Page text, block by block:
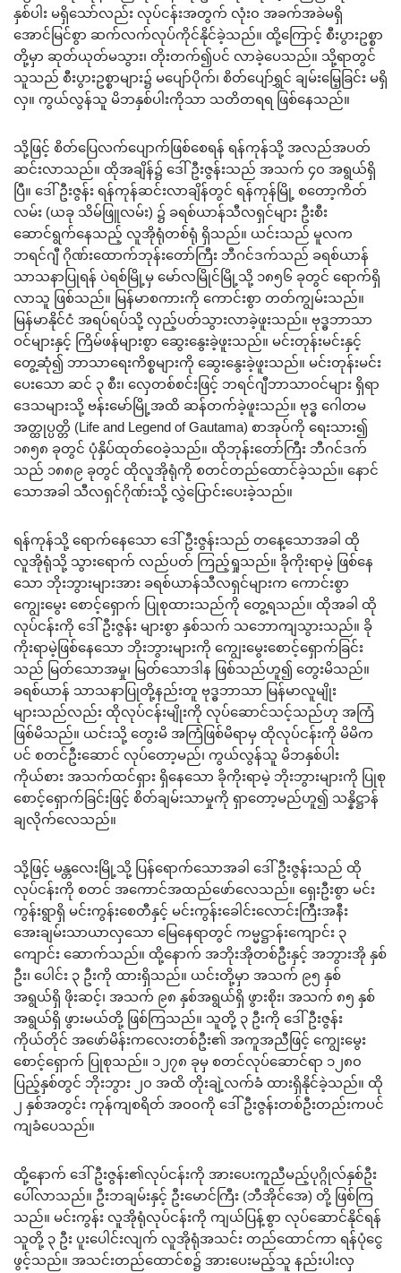
နှစ်ပါး မရှိသော်လည်း လုပ်ငန်းအတွက် လုံး၀ အခက်အခဲမရှိ
အောင်မြင်စွာ ဆက်လက်လုပ်ကိုင်နိုင်ခဲ့သည်။ ထို့ကြောင့် စီးပွားဥစ္စာ
တို့မှာ ဆုတ်ယုတ်မသွား၊ တိုးတက်၍ပင် လာခဲ့ပေသည်။ သို့ရာတွင်
သူသည် စီးပွားဥစ္စာများ၌ မပျော်ပိုက်၊ စိတ်ပျော်ရွှင် ချမ်းမြေ့ခြင်း မရှိ
လှ။ ကွယ်လွန်သူ မိဘနှစ်ပါးကိုသာ သတိတရရ ဖြစ်နေသည်။
သို့ဖြင့် စိတ်ပြေလက်ပျောက်ဖြစ်စေရန် ရန်ကုန်သို့ အလည်အပတ်
ဆင်းလာသည်။ ထိုအချိန်၌ ဒေါ်ဦးဇွန်းသည် အသက် ၄၀ အရွယ်ရှိ
ပြီ။ ဒေါ်ဦးဇွန်း ရန်ကုန်ဆင်းလာချိန်တွင် ရန်ကုန်မြို့ စတော့ကိတ်
လမ်း (ယခု သိမ်ဖြူလမ်း) ၌ ခရစ်ယာန်သီလရှင်များ ဦးစီး
ဆောင်ရွက်နေသည့် လူအိုရုံတစ်ရုံ ရှိသည်။ ယင်းသည် မူလက
ဘရင်ဂျီ ဂိုဏ်းထောက်ဘုန်းတော်ကြီး ဘီဂင်ဒက်သည် ခရစ်ယာန်
သာသနာပြုရန် ပဲရစ်မြို့မှ မော်လမြိုင်မြို့သို့ ၁၈၅၆ ခုတွင် ရောက်ရှိ
လာသူ ဖြစ်သည်။ မြန်မာစကားကို ကောင်းစွာ တတ်ကျွမ်းသည်။
မြန်မာနိုင်ငံ အရပ်ရပ်သို့ လှည့်ပတ်သွားလာခဲ့ဖူးသည်။ ဗုဒ္ဓဘာသာ
ဝင်များနှင့် ကြိမ်ဖန်များစွာ ဆွေးနွေးခဲ့ဖူးသည်။ မင်းတုန်းမင်းနှင့်
တွေ့ဆုံ၍ ဘာသာရေးကိစ္စများကို ဆွေးနွေးခဲ့ဖူးသည်။ မင်းတုန်းမင်း
ပေးသော ဆင် ၃ စီး၊ လှေတစ်စင်းဖြင့် ဘရင်ဂျီဘာသာဝင်များ ရှိရာ
ဒေသများသို့ ဗန်းမော်မြို့အထိ ဆန်တက်ခဲ့ဖူးသည်။ ဗုဒ္ဓ ဂေါတမ
အတ္ထုပ္ပတ္တိ (Life and Legend of Gautama) စာအုပ်ကို ရေးသား၍
၁၈၅၈ ခုတွင် ပုံနှိပ်ထုတ်ဝေခဲ့သည်။ ထိုဘုန်းတော်ကြီး ဘီဂင်ဒက်
သည် ၁၈၈၉ ခုတွင် ထိုလူအိုရုံကို စတင်တည်ထောင်ခဲ့သည်။ နောင်
သောအခါ သီလရှင်ဂိုဏ်းသို့ လွှဲပြောင်းပေးခဲ့သည်။
ရန်ကုန်သို့ ရောက်နေသော ဒေါ်ဦးဇွန်းသည် တနေ့သောအခါ ထို
လူအိုရုံသို့ သွားရောက် လည်ပတ် ကြည့်ရှုသည်။ ခိုကိုးရာမဲ့ ဖြစ်နေ
သော ဘိုးဘွားများအား ခရစ်ယာန်သီလရှင်များက ကောင်းစွာ
ကျွေးမွေး စောင့်ရှောက် ပြုစုထားသည်ကို တွေ့ရသည်။ ထိုအခါ ထို
လုပ်ငန်းကို ဒေါ်ဦးဇွန်း များစွာ နှစ်သက် သဘောကျသွားသည်။ ခို
ကိုးရာမဲ့ဖြစ်နေသော ဘိုးဘွားများကို ကျွေးမွေးစောင့်ရှောက်ခြင်း
သည် မြတ်သောအမှု၊ မြတ်သောဒါန ဖြစ်သည်ဟူ၍ တွေးမိသည်။
ခရစ်ယာန် သာသနာပြုတို့နည်းတူ ဗုဒ္ဓဘာသာ မြန်မာလူမျိုး
များသည်လည်း ထိုလုပ်ငန်းမျိုးကို လုပ်ဆောင်သင့်သည်ဟု အကြံ
ဖြစ်မိသည်။ ယင်းသို့ တွေးမိ အကြံဖြစ်မိရာမှ ထိုလုပ်ငန်းကို မိမိက
ပင် စတင်ဦးဆောင် လုပ်တော့မည်၊ ကွယ်လွန်သူ မိဘနှစ်ပါး
ကိုယ်စား အသက်ထင်ရှား ရှိနေသော ခိုကိုးရာမဲ့ ဘိုးဘွားများကို ပြုစု
စောင့်ရှောက်ခြင်းဖြင့် စိတ်ချမ်းသာမှုကို ရှာတော့မည်ဟူ၍ သန္နိဋ္ဌာန်
ချလိုက်လေသည်။
သို့ဖြင့် မန္တလေးမြို့သို့ ပြန်ရောက်သောအခါ ဒေါ်ဦးဇွန်းသည် ထို
လုပ်ငန်းကို စတင် အကောင်အထည်ဖော်လေသည်။ ရှေးဦးစွာ မင်း
ကွန်းရွာရှိ မင်းကွန်းစေတီနှင့် မင်းကွန်းခေါင်းလောင်းကြီးအနီး
အေးချမ်းသာယာလှသော မြေနေရာတွင် ကမ္မဋ္ဌာန်းကျောင်း ၃
ကျောင်း ဆောက်သည်။ ထို့နောက် အဘိုးအိုတစ်ဦးနှင့် အဘွားအို နှစ်
ဦး၊ ပေါင်း ၃ ဦးကို ထားရှိသည်။ ယင်းတို့မှာ အသက် ၉၅ နှစ်
အရွယ်ရှိ ဖိုးဆင့်၊ အသက် ၉၈ နှစ်အရွယ်ရှိ ဖွားစိုး၊ အသက် ၈၅ နှစ်
အရွယ်ရှိ ဖွားမယ်တို့ ဖြစ်ကြသည်။ သူတို့ ၃ ဦးကို ဒေါ်ဦးဇွန်း
ကိုယ်တိုင် အဖော်မိန်းကလေးတစ်ဦး၏ အကူအညီဖြင့် ကျွေးမွေး
စောင့်ရှောက် ပြုစုသည်။ ၁၂၇၈ ခုမှ စတင်လုပ်ဆောင်ရာ ၁၂၈၀
ပြည့်နှစ်တွင် ဘိုးဘွား ၂၀ အထိ တိုးချဲ့လက်ခံ ထားရှိနိုင်ခဲ့သည်။ ထို
၂ နှစ်အတွင်း ကုန်ကျစရိတ် အ၀၀ကို ဒေါ်ဦးဇွန်းတစ်ဦးတည်းကပင်
ကျခံပေသည်။
ထို့နောက် ဒေါ်ဦးဇွန်း၏လုပ်ငန်းကို အားပေးကူညီမည့်ပုဂ္ဂိုလ်နှစ်ဦး
ပေါ်လာသည်။ ဦးဘချမ်းနှင့် ဦးမောင်ကြီး (ဘီအိုင်အေ) တို့ ဖြစ်ကြ
သည်။ မင်းကွန်း လူအိုရုံလုပ်ငန်းကို ကျယ်ပြန့်စွာ လုပ်ဆောင်နိုင်ရန်
သူတို့ ၃ ဦး ပူးပေါင်းလျက် လူအိုရုံအသင်း တည်ထောင်ကာ ရန်ပုံငွေ
ဖွင့်သည်။ အသင်းတည်ထောင်စ၌ အားပေးမည့်သူ နည်းပါးလှ